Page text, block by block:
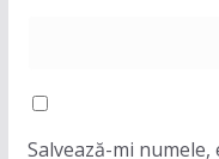
Salvează-mi